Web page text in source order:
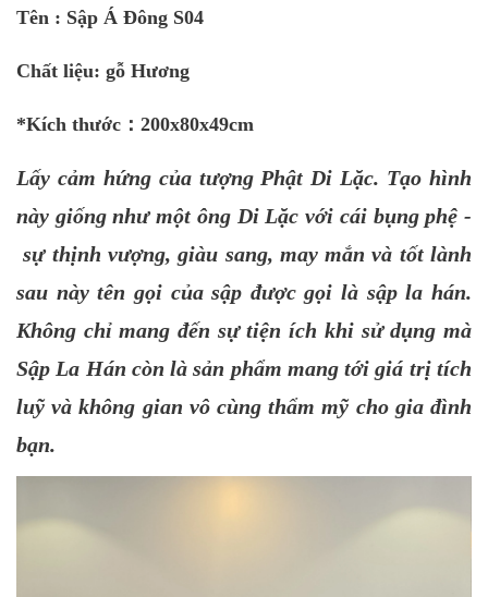
Tên : Sập Á Đông S04
Chất liệu: gỗ Hương
*Kích thước：200x80x49cm
Lấy cảm hứng của tượng Phật Di Lặc. Tạo hình
này giống như một ông Di Lặc với cái bụng phệ -
sự thịnh vượng, giàu sang, may mắn và tốt lành
sau này tên gọi của sập được gọi là sập la hán.
Không chỉ mang đến sự tiện ích khi sử dụng mà
Sập La Hán còn là sản phẩm mang tới giá trị tích
luỹ và không gian vô cùng thẩm mỹ cho gia đình
bạn.